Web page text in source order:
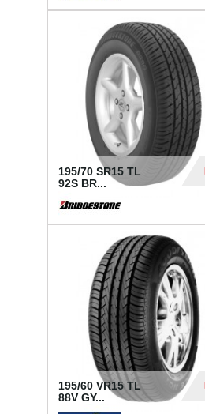
195/70 SR15 TL
92S BR...
195/60 VR15 TL
88V GY...